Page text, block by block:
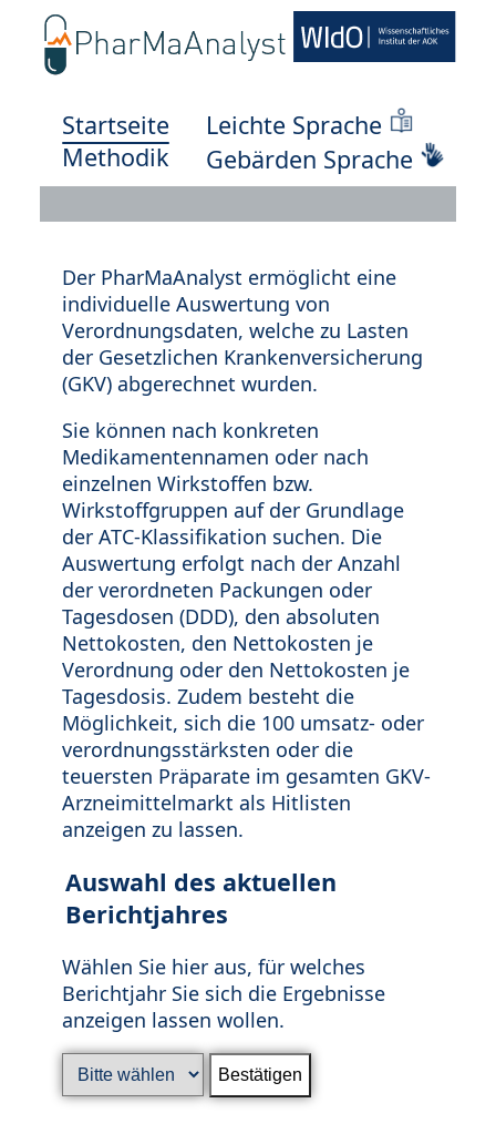
Startseite
Methodik
Leichte Sprache
Gebärden Sprache
Der PharMaAnalyst ermöglicht eine
individuelle Auswertung von
Verordnungsdaten, welche zu Lasten
der Gesetzlichen Krankenversicherung
(GKV) abgerechnet wurden.
Sie können nach konkreten
Medikamentennamen oder nach
einzelnen Wirkstoffen bzw.
Wirkstoffgruppen auf der Grundlage
der ATC-Klassifikation suchen. Die
Auswertung erfolgt nach der Anzahl
der verordneten Packungen oder
Tagesdosen (DDD), den absoluten
Nettokosten, den Nettokosten je
Verordnung oder den Nettokosten je
Tagesdosis. Zudem besteht die
Möglichkeit, sich die 100 umsatz- oder
verordnungsstärksten oder die
teuersten Präparate im gesamten GKV-
Arzneimittelmarkt als Hitlisten
anzeigen zu lassen.
Auswahl des aktuellen
Berichtjahres
Wählen Sie hier aus, für welches
Berichtjahr Sie sich die Ergebnisse
anzeigen lassen wollen.